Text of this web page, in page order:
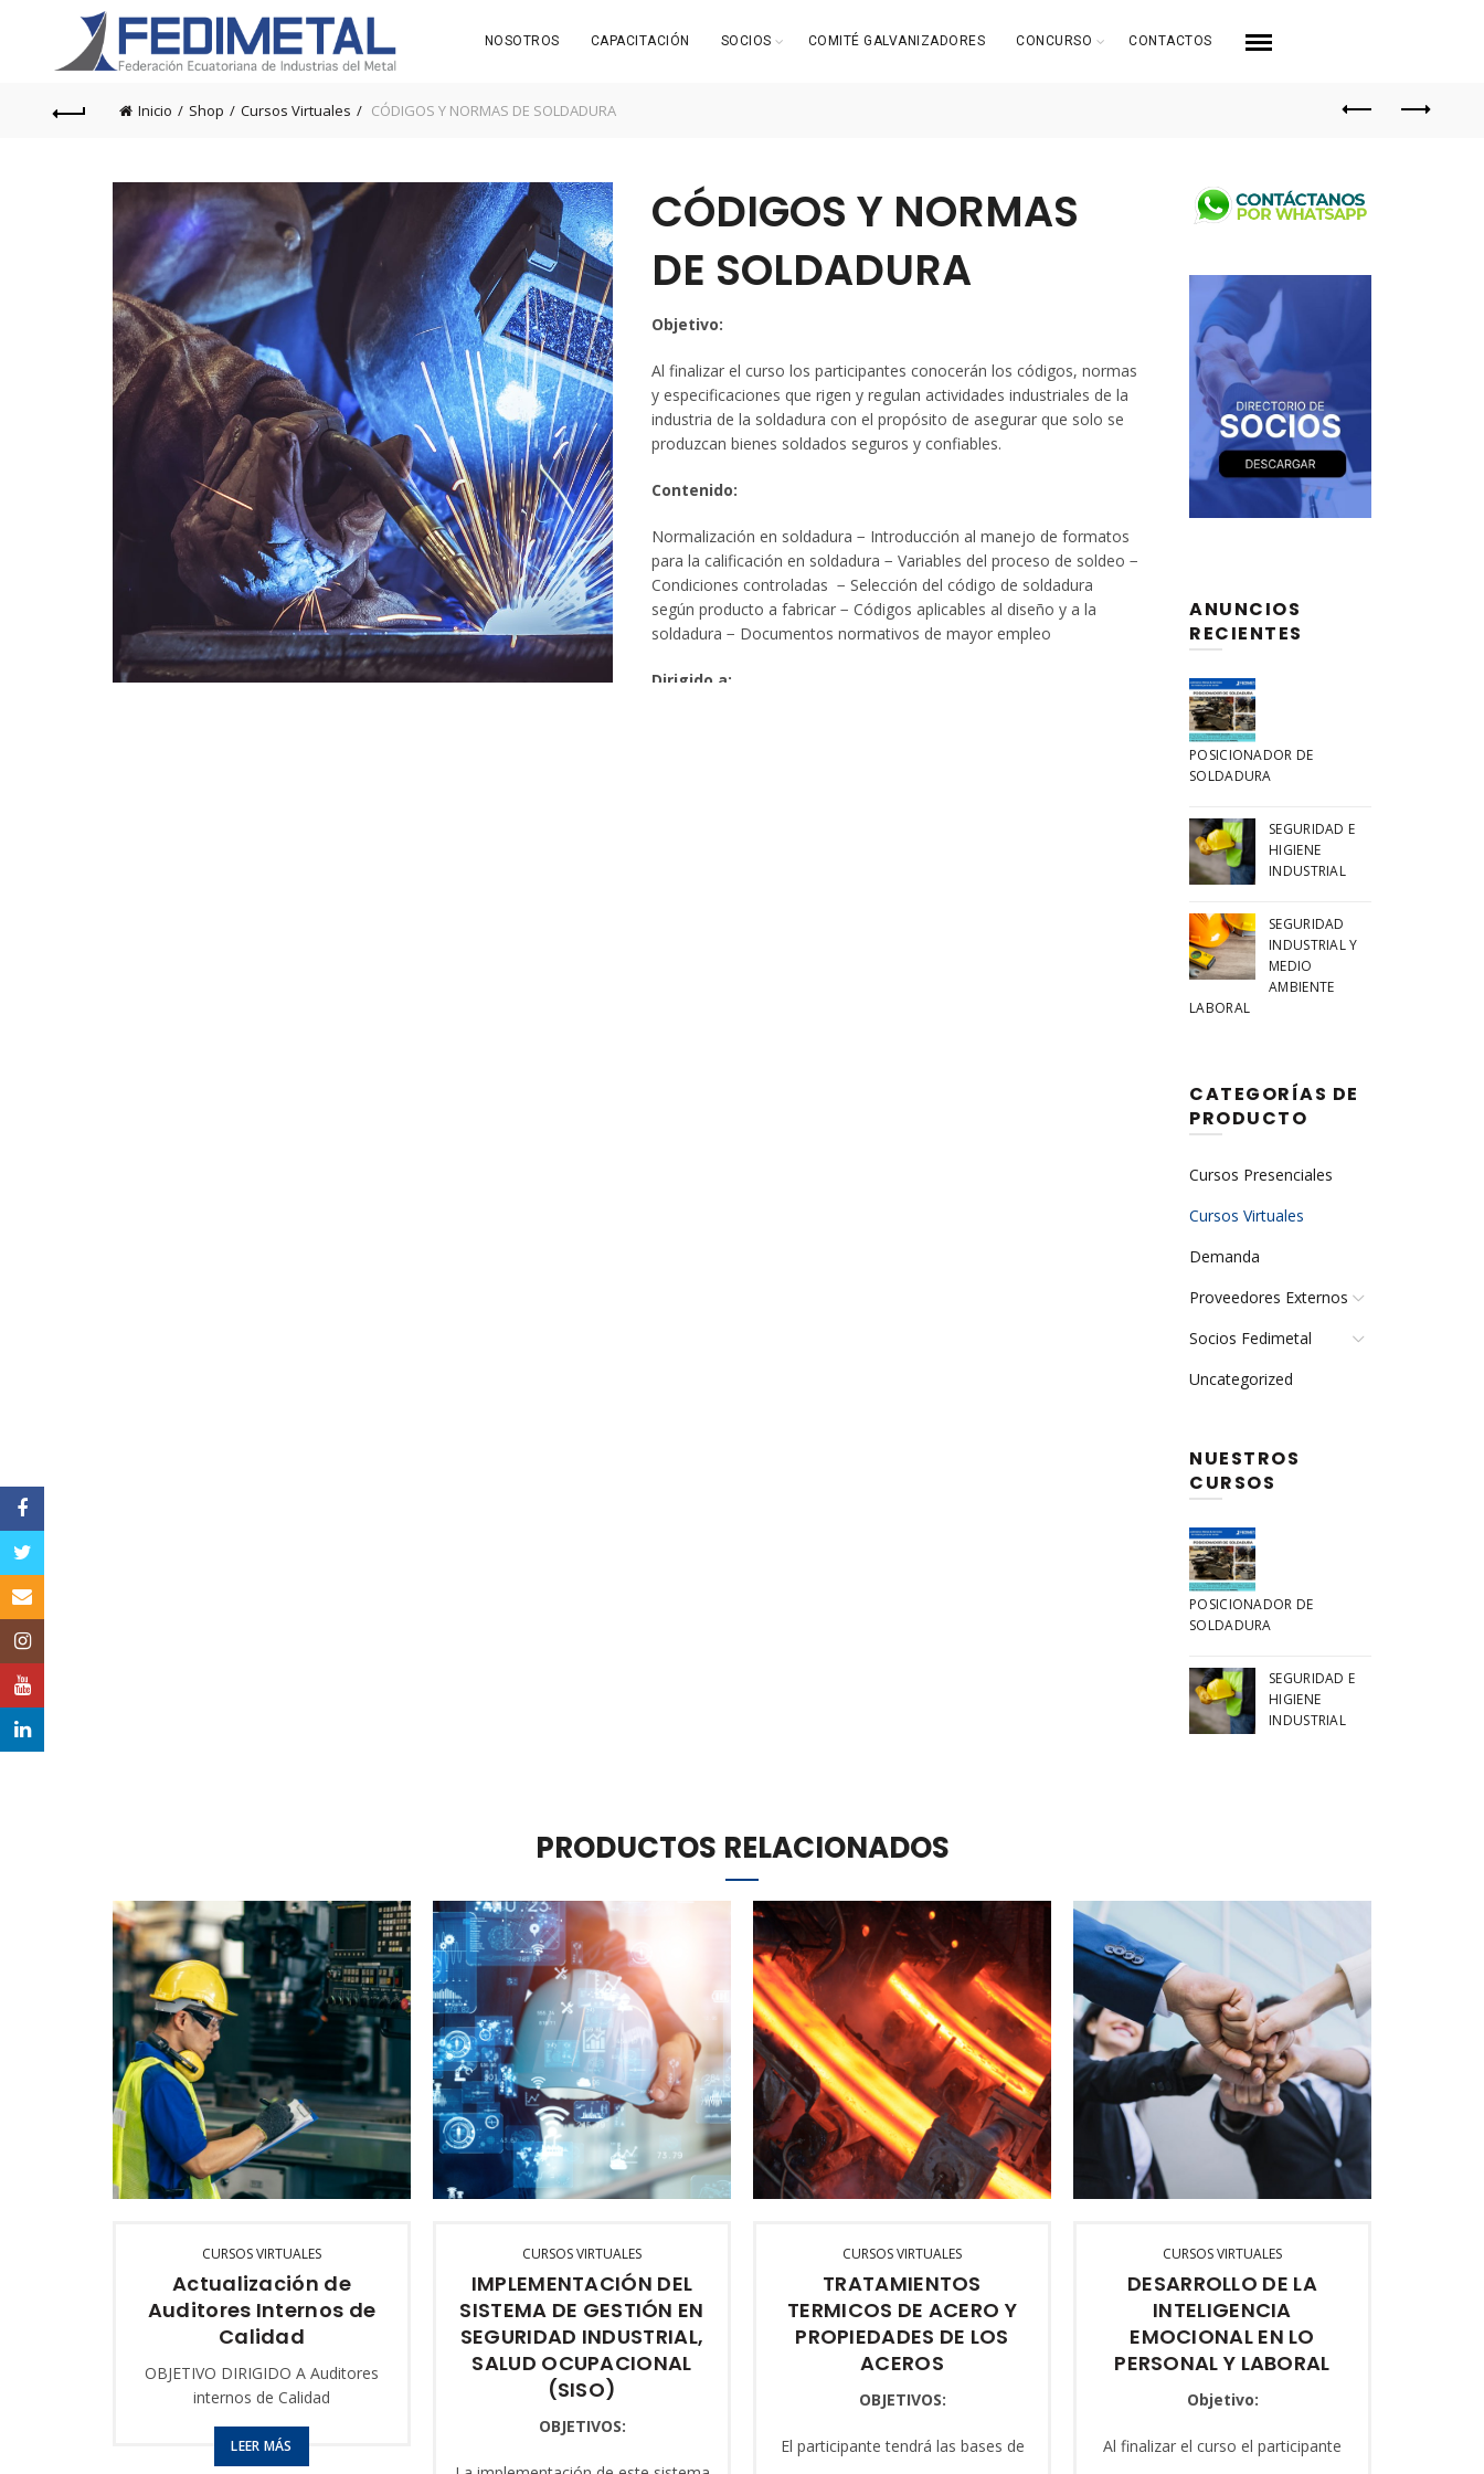
NOSOTROS CAPACITACIÓN SOCIOS COMITÉ GALVANIZADORES CONCURSO CONTACTOS
Inicio Shop Cursos Virtuales CÓDIGOS Y NORMAS DE SOLDADURA
CÓDIGOS Y NORMAS
DE SOLDADURA
Objetivo:
Al finalizar el curso los participantes conocerán los códigos, normas
y especificaciones que rigen y regulan actividades industriales de la
industria de la soldadura con el propósito de asegurar que solo se
produzcan bienes soldados seguros y confiables.
Contenido:
Normalización en soldadura − Introducción al manejo de formatos
para la calificación en soldadura − Variables del proceso de soldeo −
Condiciones controladas − Selección del código de soldadura
según producto a fabricar − Códigos aplicables al diseño y a la
soldadura − Documentos normativos de mayor empleo
Dirigido a:
ANUNCIOS
RECIENTES
POSICIONADOR DE
SOLDADURA
SEGURIDAD E
HIGIENE
INDUSTRIAL
SEGURIDAD
INDUSTRIAL Y
MEDIO
AMBIENTE
LABORAL
CATEGORÍAS DE
PRODUCTO
Cursos Presenciales
Cursos Virtuales
Demanda
Proveedores Externos
Socios Fedimetal
Uncategorized
NUESTROS
CURSOS
POSICIONADOR DE
SOLDADURA
SEGURIDAD E
HIGIENE
INDUSTRIAL
PRODUCTOS RELACIONADOS
CURSOS VIRTUALES
Actualización de
Auditores Internos de
Calidad
OBJETIVO DIRIGIDO A Auditores
internos de Calidad
LEER MÁS
CURSOS VIRTUALES
IMPLEMENTACIÓN DEL
SISTEMA DE GESTIÓN EN
SEGURIDAD INDUSTRIAL,
SALUD OCUPACIONAL
(SISO)
OBJETIVOS:
CURSOS VIRTUALES
TRATAMIENTOS
TERMICOS DE ACERO Y
PROPIEDADES DE LOS
ACEROS
OBJETIVOS:
El participante tendrá las bases de
CURSOS VIRTUALES
DESARROLLO DE LA
INTELIGENCIA
EMOCIONAL EN LO
PERSONAL Y LABORAL
Objetivo:
Al finalizar el curso el participante